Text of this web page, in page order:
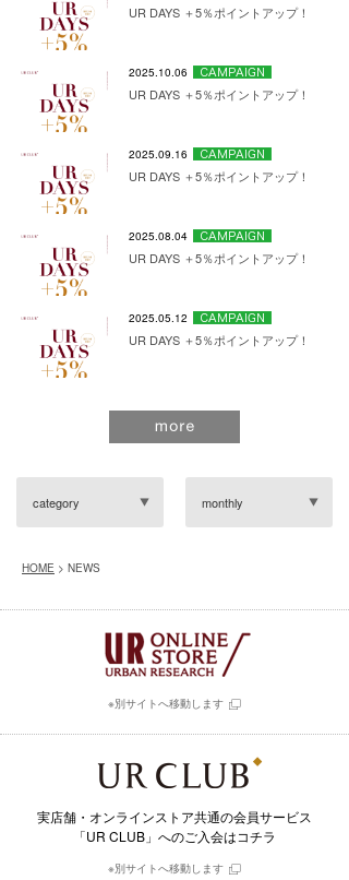
UR DAYS ＋5％ポイントアップ！
2025.10.06
UR DAYS ＋5％ポイントアップ！
2025.09.16
UR DAYS ＋5％ポイントアップ！
2025.08.04
UR DAYS ＋5％ポイントアップ！
2025.05.12
UR DAYS ＋5％ポイントアップ！
category monthly
HOME > NEWS
※別サイトへ移動します
実店舗・オンラインストア共通の会員サービス
「UR CLUB」へのご入会はコチラ
※別サイトへ移動します